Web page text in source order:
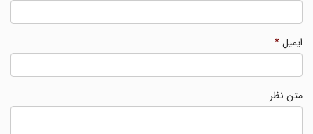
ایمیل*
متن نظر